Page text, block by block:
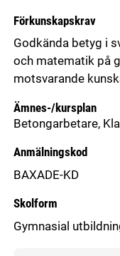
Förkunskapskrav
Godkända betyg i
och matematik på
motsvarande
Ämnes-/kursplan
Betongarbetare,
Anmälningskod
BAXADE-KD
Skolform
Gymnasial